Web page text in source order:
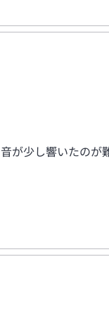
が少し響いたのが